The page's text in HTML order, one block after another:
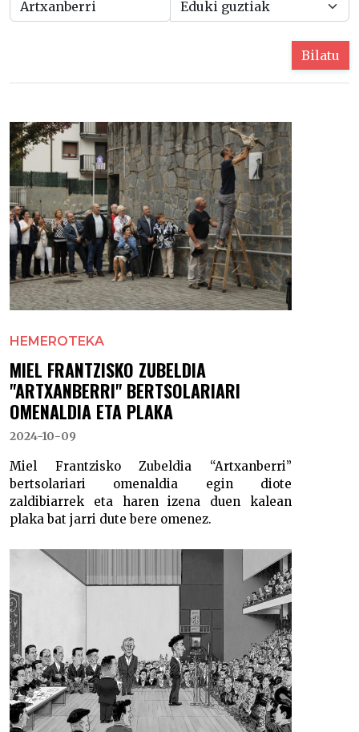
Bilatu
HEMEROTEKA
MIEL FRANTZISKO ZUBELDIA
"ARTXANBERRI" BERTSOLARIARI
OMENALDIA ETA PLAKA
2024-10-09
Miel Frantzisko Zubeldia “Artxanberri”
bertsolariari omenaldia egin diote
zaldibiarrek eta haren izena duen kalean
plaka bat jarri dute bere omenez.